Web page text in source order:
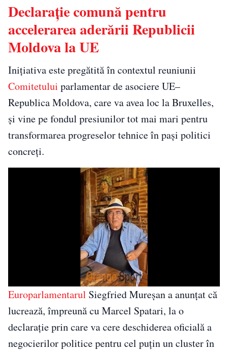
Declarație comună pentru
accelerarea aderării Republicii
Moldova la UE
Inițiativa este pregătită în contextul reuniunii
Comitetului parlamentar de asociere UE–
Republica Moldova, care va avea loc la Bruxelles,
și vine pe fondul presiunilor tot mai mari pentru
transformarea progreselor tehnice în pași politici
concreți.
Europarlamentarul Siegfried Mureșan a anunțat că
lucrează, împreună cu Marcel Spatari, la o
declarație prin care va cere deschiderea oficială a
negocierilor politice pentru cel puțin un cluster în